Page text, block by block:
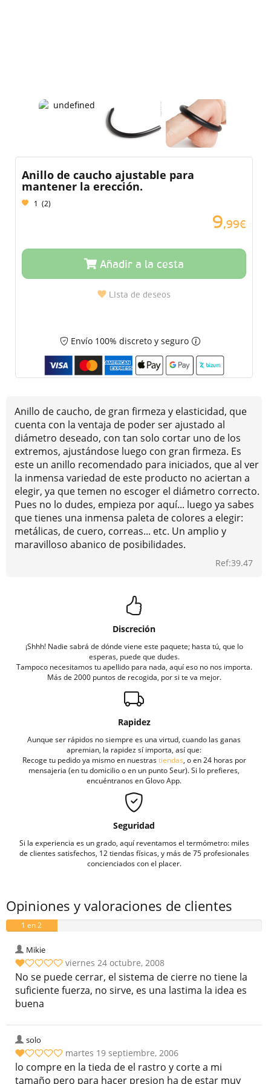
Anillo de caucho ajustable para
mantener la erección.
1 (2)
9,99€
Añadir a la cesta
Lista de deseos
Envío 100% discreto y seguro
Anillo de caucho, de gran firmeza y elasticidad, que
cuenta con la ventaja de poder ser ajustado al
diámetro deseado, con tan solo cortar uno de los
extremos, ajustándose luego con gran firmeza. Es
este un anillo recomendado para iniciados, que al ver
la inmensa variedad de este producto no aciertan a
elegir, ya que temen no escoger el diámetro correcto.
Pues no lo dudes, empieza por aquí... luego ya sabes
que tienes una inmensa paleta de colores a elegir:
metálicas, de cuero, correas... etc. Un amplio y
maravilloso abanico de posibilidades.
Ref:39.47
Discreción
¡Shhh! Nadie sabrá de dónde viene este paquete; hasta tú, que lo
esperas, puede que dudes.
Tampoco necesitamos tu apellido para nada, aquí eso no nos importa.
Más de 2000 puntos de recogida, por si te va mejor.
Rapidez
Aunque ser rápidos no siempre es una virtud, cuando las ganas
apremian, la rapidez sí importa, así que:
Recoge tu pedido ya mismo en nuestrastiendas, o en 24 horas por
mensajeria (en tu domicilio o en un punto Seur). Si lo prefieres,
encuéntranos en Glovo App.
Seguridad
Si la experiencia es un grado, aquí reventamos el termómetro: miles
de clientes satisfechos, 12 tiendas físicas, y más de 75 profesionales
concienciados con el placer.
Opiniones y valoraciones de clientes
1 en 2
Mikie
viernes 24 octubre, 2008
No se puede cerrar, el sistema de cierre no tiene la
suficiente fuerza, no sirve, es una lastima la idea es
buena
solo
martes 19 septiembre, 2006
lo compre en la tieda de el rastro y corte a mi
tamaño pero para hacer presion ha de estar muy